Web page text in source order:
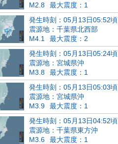
M2.8
最大震度：1
発生時刻：05月13日05:52頃
震源地：千葉県北西部
M4.1
最大震度：2
発生時刻：05月13日05:24頃
震源地：宮城県沖
M3.8
最大震度：1
発生時刻：05月13日05:03頃
震源地：宮城県沖
M3.9
最大震度：1
発生時刻：05月13日04:52頃
震源地：千葉県東方沖
M3.6
最大震度：1